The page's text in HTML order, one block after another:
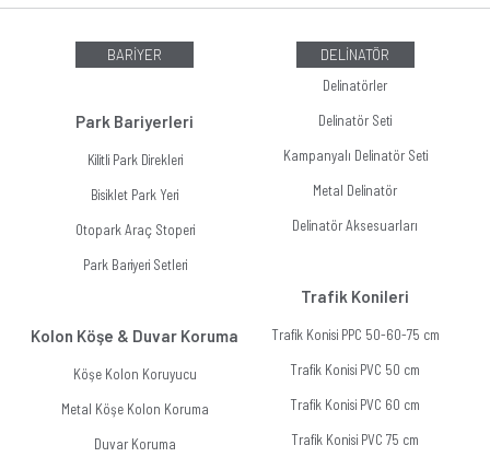
BARİYER
Park Bariyerleri
Kilitli Park Direkleri
Bisiklet Park Yeri
Otopark Araç Stoperi
Park Bariyeri Setleri
Kolon Köşe & Duvar Koruma
Köşe Kolon Koruyucu
Metal Köşe Kolon Koruma
Duvar Koruma
DELİNATÖR
Delinatörler
Delinatör Seti
Kampanyalı Delinatör Seti
Metal Delinatör
Delinatör Aksesuarları
Trafik Konileri
Trafik Konisi PPC 50-60-75 cm
Trafik Konisi PVC 50 cm
Trafik Konisi PVC 60 cm
Trafik Konisi PVC 75 cm